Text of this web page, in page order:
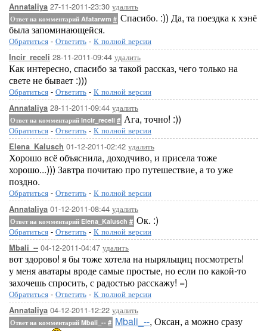
Annataliya 27-11-2011-23:30 удалить
Ответ на комментарий Afatarwm # Спасибо. :)) Да, та поездка к хэнё
была запоминающейся.
Обратиться - Ответить - К полной версии
Incir_receli 28-11-2011-09:44 удалить
Как интересно, спасибо за такой рассказ, чего только на
свете не бывает :)))
Обратиться - Ответить - К полной версии
Annataliya 28-11-2011-09:44 удалить
Ответ на комментарий Incir_receli # Ага, точно! :))
Обратиться - Ответить - К полной версии
Elena_Kalusch 01-12-2011-02:42 удалить
Хорошо всё объяснила, доходчиво, и присела тоже
хорошо...))) Завтра почитаю про путешествие, а то уже
поздно.
Обратиться - Ответить - К полной версии
Annataliya 01-12-2011-08:44 удалить
Ответ на комментарий Elena_Kalusch # Ок. :)
Обратиться - Ответить - К полной версии
Mbali_-- 04-12-2011-04:47 удалить
вот здорово! я бы тоже хотела на ныряльщиц посмотреть!
у меня аватары вроде самые простые, но если по какой-то
захочешь спросить, с радостью расскажу! =)
Обратиться - Ответить - К полной версии
Annataliya 04-12-2011-12:22 удалить
Ответ на комментарий Mbali_-- # Mbali_--, Оксан, а можно сразу